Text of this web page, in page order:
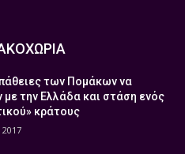
των Πομάκων να
με την Ελλάδα και στάση ενός
κράτους
2017